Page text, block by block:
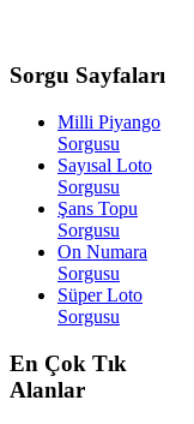
Sorgu Sayfaları
Milli Piyango
Sorgusu
Sayısal Loto
Sorgusu
Şans Topu
Sorgusu
On Numara
Sorgusu
Süper Loto
Sorgusu
En Çok Tık
Alanlar